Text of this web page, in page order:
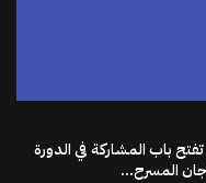
باب المشاركة في الدورة
المسرح...